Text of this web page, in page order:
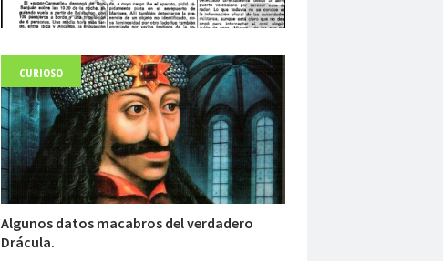
Fuerte abandonado del siglo XIX
CURIOSO
Algunos datos macabros del verdadero
Drácula.